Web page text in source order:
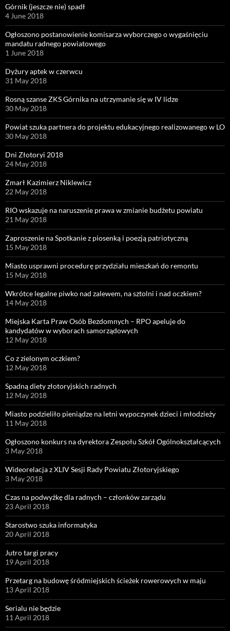
Górnik (jeszcze nie) spadł
4 June 2018
Ogłoszono postanowienie komisarza wyborczego o wygaśnięciu
mandatu radnego powiatowego
1 June 2018
Dyżury aptek w czerwcu
31 May 2018
Rosną szanse ZKS Górnika na utrzymanie się w IV lidze
30 May 2018
Powiat szuka partnera do projektu edukacyjnego realizowanego w LO
30 May 2018
Dni Złotoryi 2018
24 May 2018
Zmarł Kazimierz Niklewicz
22 May 2018
RIO wskazuje na naruszenie prawa w zmianie budżetu powiatu
21 May 2018
Zaproszenie na Spotkanie z piosenką i poezją patriotyczną
15 May 2018
Miasto usprawni procedurę przydziału mieszkań do remontu
15 May 2018
Wkrótce legalne piwko nad zalewem, na sztolni i nad oczkiem?
14 May 2018
Miejska Karta Praw Osób Bezdomnych – RPO apeluje do
kandydatów w wyborach samorządowych
12 May 2018
Co z zielonym oczkiem?
12 May 2018
Spadną diety złotoryjskich radnych
12 May 2018
Miasto podzieliło pieniądze na letni wypoczynek dzieci i młodzieży
11 May 2018
Ogłoszono konkurs na dyrektora Zespołu Szkół Ogólnokształcących
3 May 2018
Wideorelacja z XLIV Sesji Rady Powiatu Złotoryjskiego
3 May 2018
Czas na podwyżkę dla radnych – członków zarządu
23 April 2018
Starostwo szuka informatyka
20 April 2018
Jutro targi pracy
19 April 2018
Przetarg na budowę śródmiejskich ścieżek rowerowych w maju
13 April 2018
Serialu nie będzie
11 April 2018